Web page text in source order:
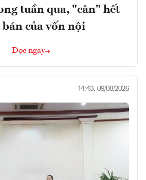
tuần qua, "cân" hết
của vốn nội
Đọc ngay
14:43, 09/08/2026